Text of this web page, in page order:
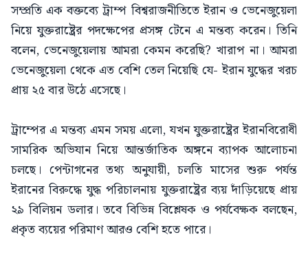
সম্প্রতি এক বক্তব্যে ট্রাম্প বিশ্বরাজনীতিতে ইরান ও ভেনেজুয়েলা
নিয়ে যুক্তরাষ্ট্রের পদক্ষেপের প্রসঙ্গ টেনে এ মন্তব্য করেন। তিনি
বলেন, ভেনেজুয়েলায় আমরা কেমন করেছি? খারাপ না। আমরা
ভেনেজুয়েলা থেকে এত বেশি তেল নিয়েছি যে- ইরান যুদ্ধের খরচ
প্রায় ২৫ বার উঠে এসেছে।
ট্রাম্পের এ মন্তব্য এমন সময় এলো, যখন যুক্তরাষ্ট্রের ইরানবিরোধী
সামরিক অভিযান নিয়ে আন্তর্জাতিক অঙ্গনে ব্যাপক আলোচনা
চলছে। পেন্টাগনের তথ্য অনুযায়ী, চলতি মাসের শুরু পর্যন্ত
ইরানের বিরুদ্ধে যুদ্ধ পরিচালনায় যুক্তরাষ্ট্রের ব্যয় দাঁড়িয়েছে প্রায়
২৯ বিলিয়ন ডলার। তবে বিভিন্ন বিশ্লেষক ও পর্যবেক্ষক বলছেন,
প্রকৃত ব্যয়ের পরিমাণ আরও বেশি হতে পারে।